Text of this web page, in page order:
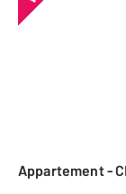
Appartement -